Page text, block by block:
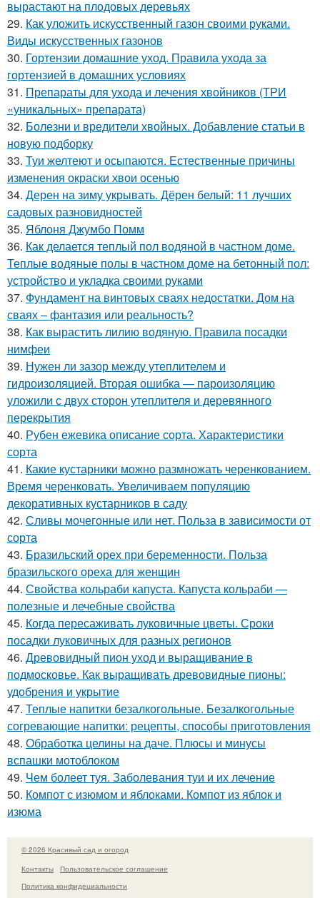
вырастают на плодовых деревьях
29. Как уложить искусственный газон своими руками.
Виды искусственных газонов
30. Гортензии домашние уход. Правила ухода за
гортензией в домашних условиях
31. Препараты для ухода и лечения хвойников (ТРИ
«уникальных» препарата)
32. Болезни и вредители хвойных. Добавление статьи в
новую подборку
33. Туи желтеют и осыпаются. Естественные причины
изменения окраски хвои осенью
34. Дерен на зиму укрывать. Дёрен белый: 11 лучших
садовых разновидностей
35. Яблоня Джумбо Помм
36. Как делается теплый пол водяной в частном доме.
Теплые водяные полы в частном доме на бетонный пол:
устройство и укладка своими руками
37. Фундамент на винтовых сваях недостатки. Дом на
сваях – фантазия или реальность?
38. Как вырастить лилию водяную. Правила посадки
нимфеи
39. Нужен ли зазор между утеплителем и
гидроизоляцией. Вторая ошибка — пароизоляцию
уложили с двух сторон утеплителя и деревянного
перекрытия
40. Рубен ежевика описание сорта. Характеристики
сорта
41. Какие кустарники можно размножать черенкованием.
Время черенковать. Увеличиваем популяцию
декоративных кустарников в саду
42. Сливы мочегонные или нет. Польза в зависимости от
сорта
43. Бразильский орех при беременности. Польза
бразильского ореха для женщин
44. Свойства кольраби капуста. Капуста кольраби —
полезные и лечебные свойства
45. Когда пересаживать луковичные цветы. Сроки
посадки луковичных для разных регионов
46. Древовидный пион уход и выращивание в
подмосковье. Как выращивать древовидные пионы:
удобрения и укрытие
47. Теплые напитки безалкогольные. Безалкогольные
согревающие напитки: рецепты, способы приготовления
48. Обработка целины на даче. Плюсы и минусы
вспашки мотоблоком
49. Чем болеет туя. Заболевания туи и их лечение
50. Компот с изюмом и яблоками. Компот из яблок и
изюма
© 2026 Красивый сад и огород
Контакты
Пользовательское соглашение
Политика конфидециальности